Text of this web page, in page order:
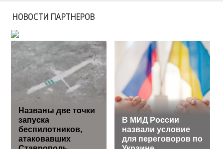
НОВОСТИ ПАРТНЕРОВ
Названы две точки
запуска
беспилотников,
атаковавших
В МИД России
назвали условие
для переговоров по